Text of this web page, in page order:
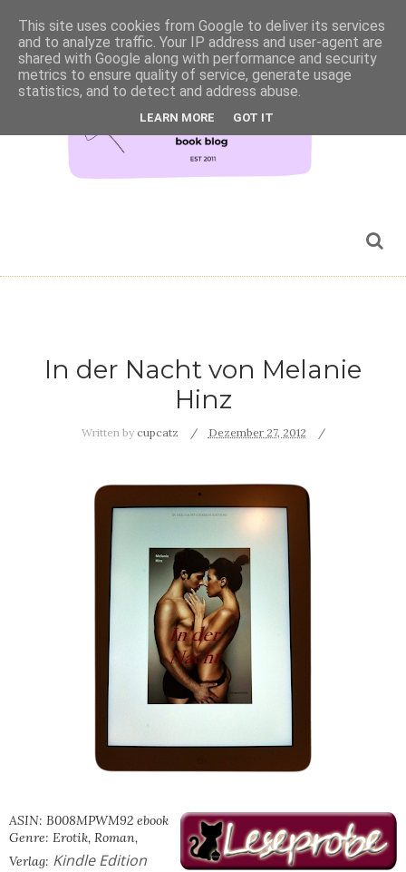
In der Nacht von Melanie
Hinz
Written by cupcatz Dezember 27, 2012
ASIN: B008MPWM92 ebook
Genre: Erotik, Roman,
Verlag: Kindle Edition
This site uses cookies from Google to deliver its services
and to analyze traffic. Your IP address and user-agent are
shared with Google along with performance and security
metrics to ensure quality of service, generate usage
statistics, and to detect and address abuse.
LEARN MORE GOT IT